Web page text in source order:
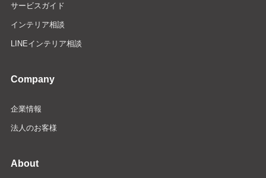
サービスガイド
インテリア相談
LINEインテリア相談
Company
企業情報
法人のお客様
About